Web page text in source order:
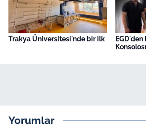
Trakya Üniversitesi'nde bir ilk
Yorumlar